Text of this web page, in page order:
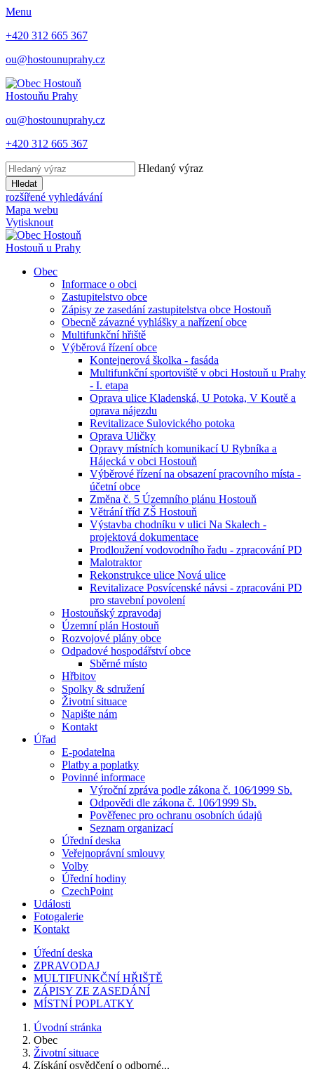
Menu
+420 312 665 367
ou@hostounuprahy.cz
Hostouňu Prahy
ou@hostounuprahy.cz
+420 312 665 367
Hledaný výraz
Hledat
rozšířené vyhledávání
Mapa webu
Vytisknout
Hostouň u Prahy
Obec
Informace o obci
Zastupitelstvo obce
Zápisy ze zasedání zastupitelstva obce Hostouň
Obecně závazné vyhlášky a nařízení obce
Multifunkční hřiště
Výběrová řízení obce
Kontejnerová školka - fasáda
Multifunkční sportoviště v obci Hostouň u Prahy
- I. etapa
Oprava ulice Kladenská, U Potoka, V Koutě a
oprava nájezdu
Revitalizace Sulovického potoka
Oprava Uličky
Opravy místních komunikací U Rybníka a
Hájecká v obci Hostouň
Výběrové řízení na obsazení pracovního místa -
účetní obce
Změna č. 5 Územního plánu Hostouň
Větrání tříd ZŠ Hostouň
Výstavba chodníku v ulici Na Skalech -
projektová dokumentace
Prodloužení vodovodního řadu - zpracování PD
Malotraktor
Rekonstrukce ulice Nová ulice
Revitalizace Posvícenské návsi - zpracováni PD
pro stavební povolení
Hostouňský zpravodaj
Územní plán Hostouň
Rozvojové plány obce
Odpadové hospodářství obce
Sběrné místo
Hřbitov
Spolky & sdružení
Životní situace
Napište nám
Kontakt
Úřad
E-podatelna
Platby a poplatky
Povinné informace
Výroční zpráva podle zákona č. 106⁄1999 Sb.
Odpovědi dle zákona č. 106⁄1999 Sb.
Pověřenec pro ochranu osobních údajů
Seznam organizací
Úřední deska
Veřejnoprávní smlouvy
Volby
Úřední hodiny
CzechPoint
Události
Fotogalerie
Kontakt
Úřední deska
ZPRAVODAJ
MULTIFUNKČNÍ HŘIŠTĚ
ZÁPISY ZE ZASEDÁNÍ
MÍSTNÍ POPLATKY
Úvodní stránka
Obec
Životní situace
Získání osvědčení o odborné...